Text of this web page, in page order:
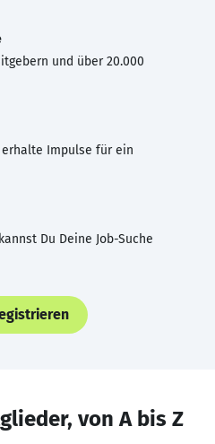
und über 20.000
Impulse für ein
Du Deine Job-Suche
von A bis Z